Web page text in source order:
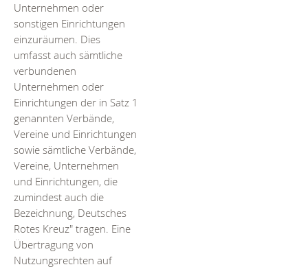
Unternehmen oder
sonstigen Einrichtungen
einzuräumen. Dies
umfasst auch sämtliche
verbundenen
Unternehmen oder
Einrichtungen der in Satz 1
genannten Verbände,
Vereine und Einrichtungen
sowie sämtliche Verbände,
Vereine, Unternehmen
und Einrichtungen, die
zumindest auch die
Bezeichnung, Deutsches
Rotes Kreuz" tragen. Eine
Übertragung von
Nutzungsrechten auf